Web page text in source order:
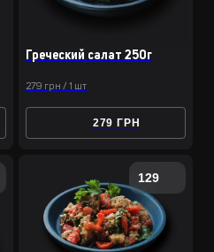
Греческий салат 250г
279 грн / 1 шт
279 ГРН
129